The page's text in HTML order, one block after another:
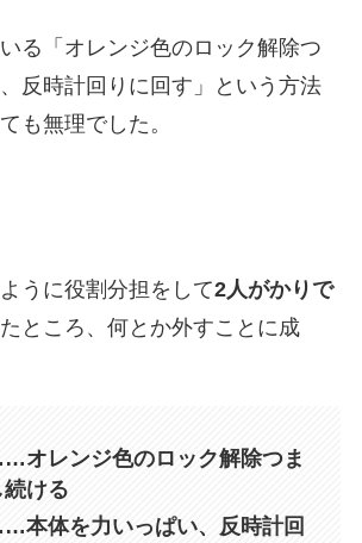
る「オレンジ色のロック解除つ
反時計回りに回す」という方法
も無理でした。
うに役割分担をして2人がかりで
ところ、何とか外すことに成
オレンジ色のロック解除つま
ける
本体を力いっぱい、反時計回